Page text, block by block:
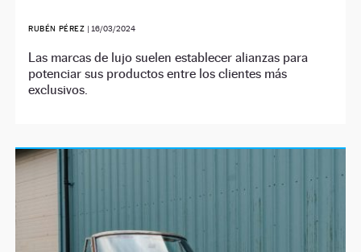
RUBÉN PÉREZ | 16/03/2024
Las marcas de lujo suelen establecer alianzas para
potenciar sus productos entre los clientes más
exclusivos.